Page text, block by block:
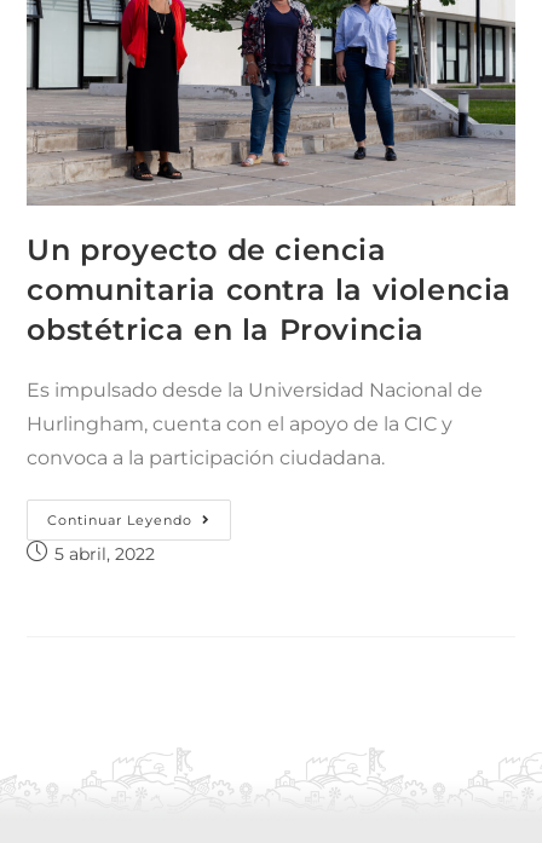
Un proyecto de ciencia
comunitaria contra la violencia
obstétrica en la Provincia
Es impulsado desde la Universidad Nacional de
Hurlingham, cuenta con el apoyo de la CIC y
convoca a la participación ciudadana.
Continuar Leyendo
5 abril, 2022